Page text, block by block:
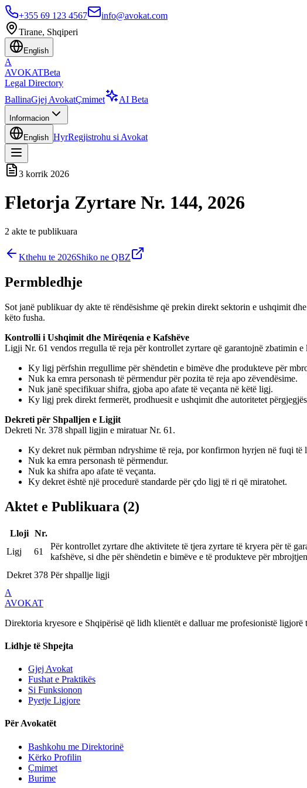
+355 69 123 4567
info@avokat.com
Tirane, Shqiperi
English
A
AVOKATBeta
Legal Directory
BallinaGjej AvokatÇmimet AI Beta
Informacion
English HyrRegjistrohu si Avokat
3 korrik 2026
Fletorja Zyrtare Nr. 144, 2026
2 akte te publikuara
Kthehu te 2026Shiko ne QBZ
Permbledhje
Sot janë publikuar dy akte të rëndësishme që prekin direkt sektorin e ushqimit
këto fusha.
Kontrolli i Ushqimit dhe Mirëqenia e Kafshëve
Ligji Nr. 61 vendos rregulla të reja për kontrollet zyrtare që garantojnë zbatimin
Ky ligj përfshin rregullime për shëndetin e bimëve dhe produkteve për
Nuk ka emra personash të përmendur për pozita të reja apo zëvendësime.
Nuk janë specifikuar shifra, gjoba apo afate të veçanta në këtë ligj.
Ky ligj prek direkt fermerët, prodhuesit e ushqimit dhe autoritetet
Dekreti për Shpalljen e Ligjit
Dekreti Nr. 378 shpall ligjin e miratuar Nr. 61.
Ky dekret nuk përmban ndryshime të reja, por konfirmon hyrjen në fuqi të
Nuk ka emra personash të përmendur.
Nuk ka shifra apo afate të veçanta.
Ky dekret është një procedurë standarde për çdo ligj të ri që miratohet.
Aktet e Publikuara (2)
Lloji Nr.
Ligj
61
Për kontrollet zyrtare dhe aktivitete të tjera zyrtare të kryera për të
kafshëve, si dhe për shëndetin e bimëve e të produkteve për
Dekret 378 Për shpallje ligji
A
AVOKAT
Direktoria kryesore e Shqipërisë që lidh klientët e dalluar me profesionistë ligjorë
Lidhje të Shpejta
Gjej Avokat
Fushat e Praktikës
Si Funksionon
Pyetje Ligjore
Për Avokatët
Bashkohu me Direktorinë
Kërko Profilin
Çmimet
Burime